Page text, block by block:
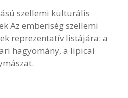
szellemi kulturális
Az emberiség szellemi
reprezentatív listájára: a
hagyomány, a lipicai